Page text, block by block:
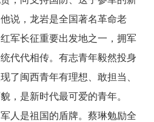
说，龙岩是全国著名革命老
军长征重要出发地之一，拥军
代代相传。有志青年毅然投身
了闽西青年有理想、敢担当、
，是新时代最可爱的青年。
是祖国的盾牌。蔡琳勉励全